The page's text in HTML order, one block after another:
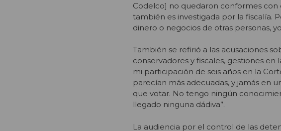
Codelco] no quedaron conformes
también es investigada por la fiscalía.
dinero o negocios de otras personas,
También se refirió a las acusaciones
conservadores y fiscales, gestiones
mi participación de seis años en la
parecían más adecuadas, y jamás en
que votar. No tengo ningún
llegado ninguna dádiva”.
La audiencia por el control de las